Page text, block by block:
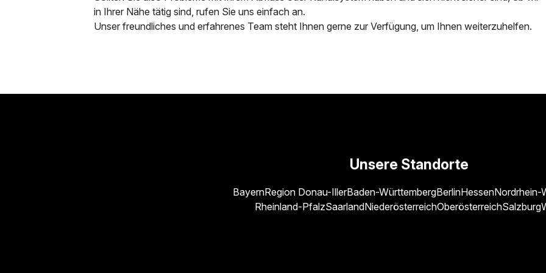
in Ihrer Nähe tätig sind, rufen Sie uns einfach an.
Unser freundliches und erfahrenes Team steht Ihnen gerne zur Verfügung, um Ihnen weiterzuhelfen.
Unsere Standorte
BayernRegion Donau-IllerBaden-WürttembergBerlinHessenNordrhein-
Rheinland-PfalzSaarlandNiederösterreichOberösterreichSalzburg